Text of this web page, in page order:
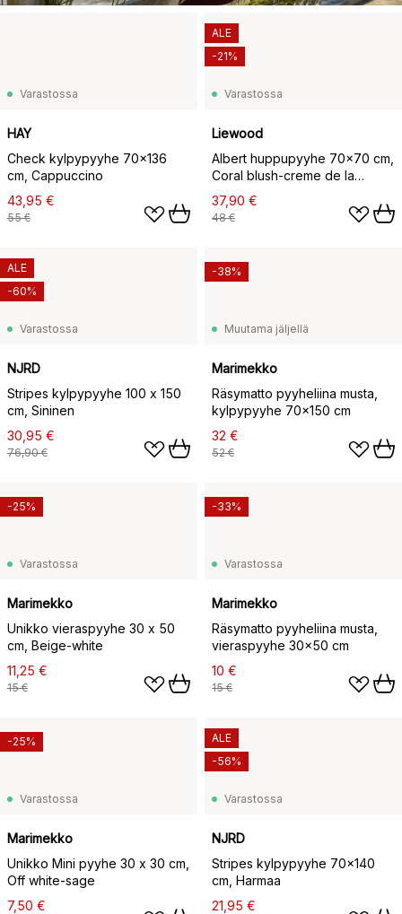
Varastossa
HAY
Check kylpypyyhe 70x136
cm, Cappuccino
43,95 €
55 €
Varastossa
Liewood
Albert huppupyyhe 70x70 cm,
Coral blush-creme de la
creme raita
37,90 €
48 €
ALE
-21%
Varastossa
NJRD
Stripes kylpypyyhe 100 x 150
cm, Sininen
30,95 €
76,90 €
ALE
-60%
Muutama jäljellä
Marimekko
Räsymatto pyyheliina musta,
kylpypyyhe 70x150 cm
32 €
52 €
-38%
Varastossa
Marimekko
Unikko vieraspyyhe 30 x 50
cm, Beige-white
11,25 €
15 €
-25%
Varastossa
Marimekko
Räsymatto pyyheliina musta,
vieraspyyhe 30x50 cm
10 €
15 €
-33%
Varastossa
Marimekko
Unikko Mini pyyhe 30 x 30 cm,
Off white-sage
7,50 €
-25%
Varastossa
NJRD
Stripes kylpypyyhe 70x140
cm, Harmaa
21,95 €
ALE
-56%